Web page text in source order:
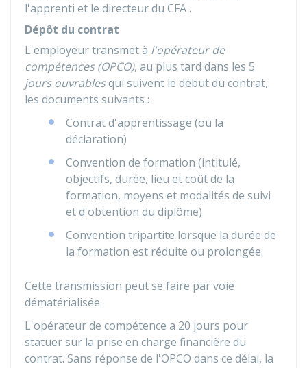
l'apprenti et le directeur du CFA .
Dépôt du contrat
L'employeur transmet à l'opérateur de
compétences (OPCO), au plus tard dans les 5
jours ouvrablesqui suivent le début du contrat,
les documents suivants :
Contrat d'apprentissage (ou la
déclaration)
Convention de formation (intitulé,
objectifs, durée, lieu et coût de la
formation, moyens et modalités de suivi
et d'obtention du diplôme)
Convention tripartite lorsque la durée de
la formation est réduite ou prolongée.
Cette transmission peut se faire par voie
dématérialisée.
L'opérateur de compétence a 20 jours pour
statuer sur la prise en charge financière du
contrat. Sans réponse de l'OPCO dans ce délai, la